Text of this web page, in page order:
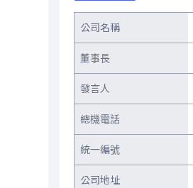
公司名稱
董事長
發言人
總機電話
統一編號
公司地址